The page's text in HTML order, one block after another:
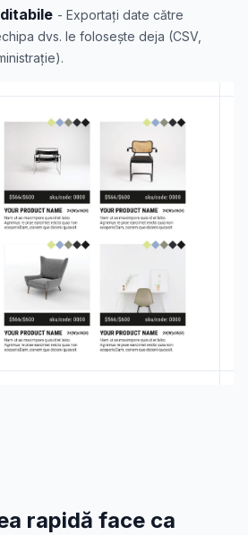
- Exportați date către
dvs. le folosește deja (CSV,
rapidă face ca